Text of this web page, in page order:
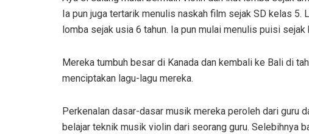
Ia pun juga tertarik menulis naskah film sejak SD kelas 5.
lomba sejak usia 6 tahun. Ia pun mulai menulis puisi sejak
Mereka tumbuh besar di Kanada dan kembali ke Bali di
menciptakan lagu-lagu mereka.
Perkenalan dasar-dasar musik mereka peroleh dari guru
belajar teknik musik violin dari seorang guru. Selebihnya